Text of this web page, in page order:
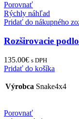
Porovnať
Rýchly náhľad
Pridať do nákupného
Rozširovacie
135.00€ s DPH
Pridať do košíka
Výrobca Snake4x4
Porovnať